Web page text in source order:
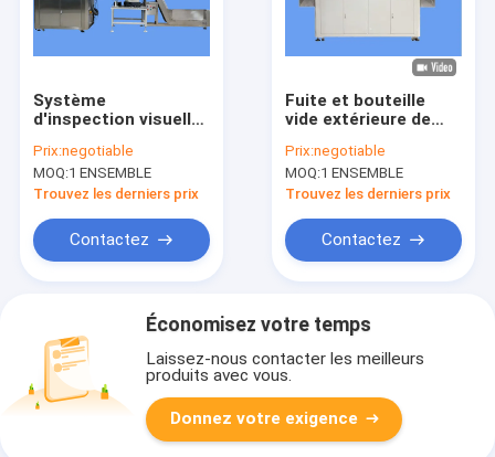
Système
d'inspection visuelle
pour les bouteilles
pharmaceutiques
Prix:negotiable
MOQ:1 ENSEMBLE
Trouvez les derniers prix
Contactez
Fuite et bouteille
vide extérieure de
détection AOI
Machine For 2L
Prix:negotiable
MOQ:1 ENSEMBLE
Trouvez les derniers prix
Contactez
Économisez votre temps
Laissez-nous contacter les meilleurs
produits avec vous.
Donnez votre exigence